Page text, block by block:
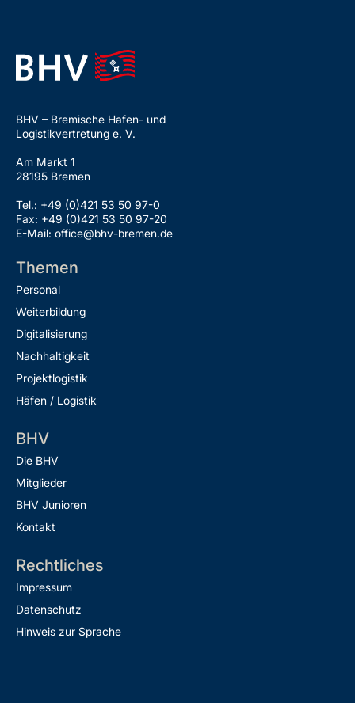
BHV – Bremische Hafen- und
Logistikvertretung e. V.
Am Markt 1
28195 Bremen
Tel.: +49 (0)421 53 50 97-0
Fax: +49 (0)421 53 50 97-20
E-Mail: office@bhv-bremen.de
Themen
Personal
Weiterbildung
Digitalisierung
Nachhaltigkeit
Projektlogistik
Häfen / Logistik
BHV
Die BHV
Mitglieder
BHV Junioren
Kontakt
Rechtliches
Impressum
Datenschutz
Hinweis zur Sprache